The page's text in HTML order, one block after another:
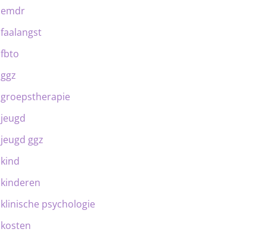
emdr
faalangst
fbto
ggz
groepstherapie
jeugd
jeugd ggz
kind
kinderen
klinische psychologie
kosten